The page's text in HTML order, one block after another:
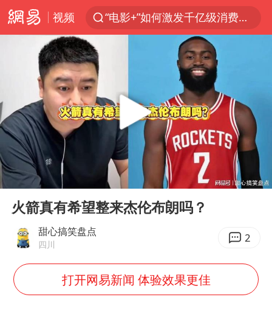
视频
“电影+”如何激发千亿级消费新活力？
台风白海豚中心风力增强
曝韩国足协为外籍裁判员安排色情招待
四川宜宾市高县4.9级地震致1人死亡
向鹏0-3不敌张本智和
百花奖开幕式
“新疆阿勒泰八月能滑雪”不实
陈幸同晋级WTT横滨冠军赛8强
国防部：坚决反制任何闹海挑衅图谋
Play
00:00 01:16
火箭真有希望整来杰伦布朗吗？
甜心搞笑盘点
四川 2
打开网易新闻 体验效果更佳